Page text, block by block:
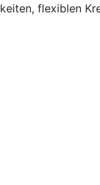
flexiblen